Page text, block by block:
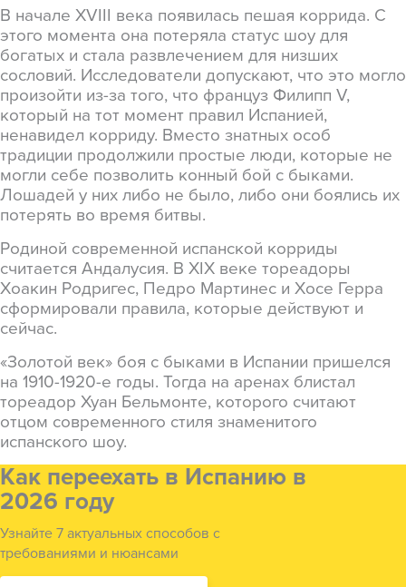
В начале XVIII века появилась пешая коррида. С
этого момента она потеряла статус шоу для
богатых и стала развлечением для низших
сословий. Исследователи допускают, что это могло
произойти из-за того, что француз Филипп V,
который на тот момент правил Испанией,
ненавидел корриду. Вместо знатных особ
традиции продолжили простые люди, которые не
могли себе позволить конный бой с быками.
Лошадей у них либо не было, либо они боялись их
потерять во время битвы.
Родиной современной испанской корриды
считается Андалусия. В XIX веке тореадоры
Хоакин Родригес, Педро Мартинес и Хосе Герра
сформировали правила, которые действуют и
сейчас.
«Золотой век» боя с быками в Испании пришелся
на 1910-1920-е годы. Тогда на аренах блистал
тореадор Хуан Бельмонте, которого считают
отцом современного стиля знаменитого
испанского шоу.
Как переехать в Испанию в
2026 году
Узнайте 7 актуальных способов с
требованиями и нюансами